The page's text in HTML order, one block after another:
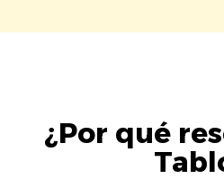
¿Por qué